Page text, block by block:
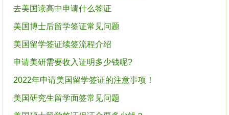
去美国读高中申请什么签证
美国博士后留学签证常见问题
美国留学签证续签流程介绍
申请美研需要收入证明多少钱呢?
2022年申请美国留学签证的注意事项！
美国研究生留学面签常见问题